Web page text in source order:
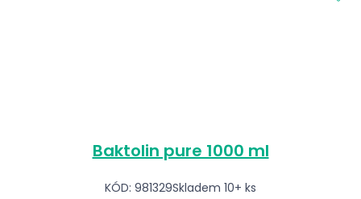
Baktolin pure 1000 ml
KÓD: 981329Skladem 10+ ks